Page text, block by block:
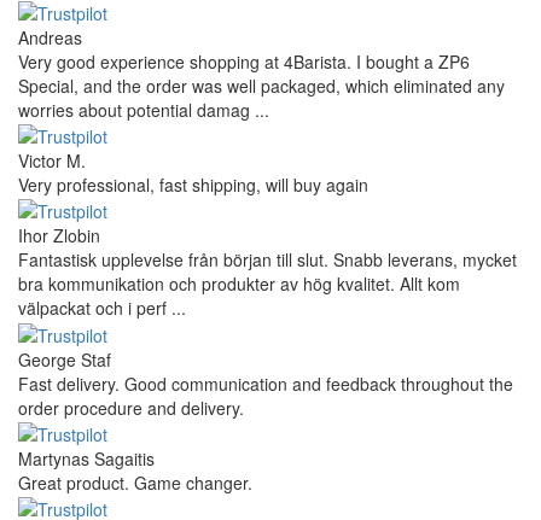
Andreas
Very good experience shopping at 4Barista. I bought a ZP6
Special, and the order was well packaged, which eliminated any
worries about potential damag ...
Victor M.
Very professional, fast shipping, will buy again
Ihor Zlobin
Fantastisk upplevelse från början till slut. Snabb leverans, mycket
bra kommunikation och produkter av hög kvalitet. Allt kom
välpackat och i perf ...
George Staf
Fast delivery. Good communication and feedback throughout the
order procedure and delivery.
Martynas Sagaitis
Great product. Game changer.